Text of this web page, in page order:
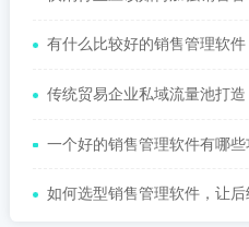
有什么比较好的销售管理软件
传统贸易企业私域流量池打
一个好的销售管理软件有哪些
如何选型销售管理软件，让